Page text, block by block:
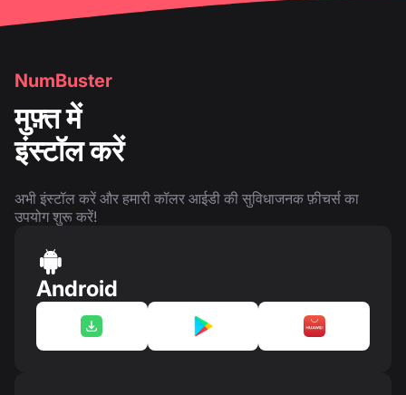
NumBuster
मुफ़्त में
इंस्टॉल करें
अभी इंस्टॉल करें और हमारी कॉलर आईडी की सुविधाजनक फ़ीचर्स का
उपयोग शुरू करें!
Android